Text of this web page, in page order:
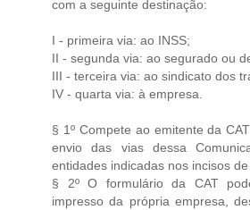
com a seguinte destinação:
I - primeira via: ao INSS;
II - segunda via: ao segurado ou
III - terceira via: ao sindicato dos
IV - quarta via: à empresa.
§ 1º Compete ao emitente da
envio das vias dessa
entidades indicadas nos incisos
§ 2º O formulário da CAT
impresso da própria empresa,